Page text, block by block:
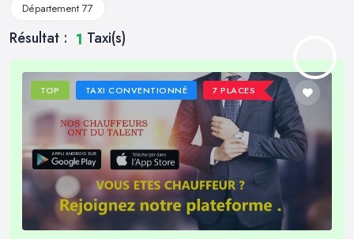
Département 77
Résultat : 1 Taxi(s)
TOP TAXI CONVENTIONNÉ 7 PLACES